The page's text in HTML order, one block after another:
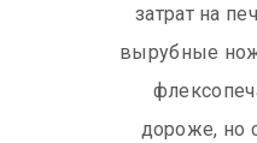
затрат на
вырубные
дороже, но